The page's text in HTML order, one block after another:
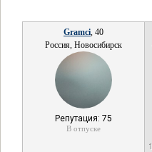
Gramci, 40
Россия, Новосибирск
Репутация: 75
В отпуске